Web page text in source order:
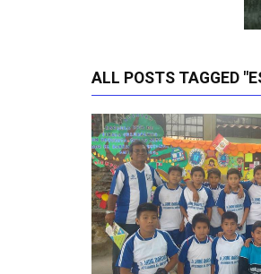
ALL POSTS TAGGED